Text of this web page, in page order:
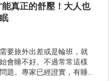
真正的舒壓！大人也
要旅外出差或是輪班，就
會睡不好。不過常常這樣
題。專家已經證實，有睡